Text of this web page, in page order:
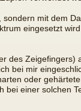
sondern mit dem
eingesetzt
des Zeigefingers)
bei mir
oder
bei einer solchen